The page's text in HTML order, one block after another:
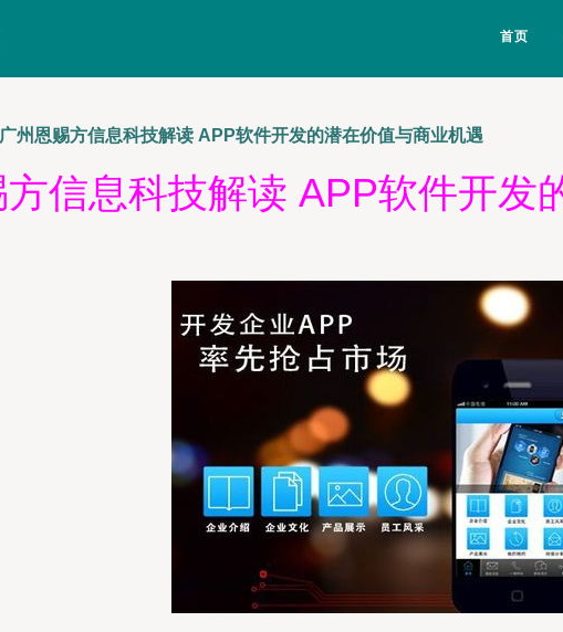
首页
广州恩赐方信息科技解读 APP软件开发的潜在价值与商业机遇
方信息科技解读 APP软件开发